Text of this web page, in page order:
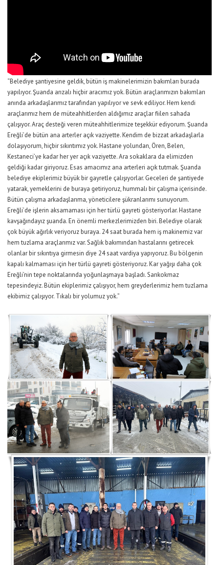
“Belediye şantiyesine geldik, bütün iş makinelerimizin bakımları burada
yapılıyor. Şuanda arızalı hiçbir aracımız yok. Bütün araçlarımızın bakımları
anında arkadaşlarımız tarafından yapılıyor ve sevk ediliyor. Hem kendi
araçlarımız hem de müteahhitlerden aldığımız araçlar fiilen sahada
çalışıyor. Araç desteği veren müteahhitlerimize teşekkür ediyorum. Şuanda
Ereğli’de bütün ana arterler açık vaziyette. Kendim de bizzat arkadaşlarla
dolaşıyorum, hiçbir sıkıntımız yok. Hastane yolundan, Ören, Belen,
Kestaneci’ye kadar her yer açık vaziyette. Ara sokaklara da elimizden
geldiği kadar giriyoruz. Esas amacımız ana arterleri açık tutmak. Şuanda
belediye ekiplerimiz büyük bir gayretle çalışıyorlar. Geceleri de şantiyede
yatarak, yemeklerini de buraya getiriyoruz, hummalı bir çalışma içerisinde.
Bütün çalışma arkadaşlarıma, yöneticilere şükranlarımı sunuyorum.
Ereğli’de işlerin aksamaması için her türlü gayreti gösteriyorlar. Hastane
kavşağındayız şuanda. En önemli merkezlerimizden biri. Belediye olarak
çok büyük ağırlık veriyoruz buraya. 24 saat burada hem iş makinemiz var
hem tuzlama araçlarımız var. Sağlık bakımından hastalarını getirecek
olanlar bir sıkıntıya girmesin diye 24 saat vardiya yapıyoruz. Bu bölgenin
kapalı kalmaması için her türlü gayreti gösteriyoruz. Kar yağışı daha çok
Ereğli’nin tepe noktalarında yoğunlaşmaya başladı. Sarıkokmaz
tepesindeyiz. Bütün ekiplerimiz çalışıyor, hem greyderlerimiz hem tuzlama
ekibimiz çalışıyor. Tıkalı bir yolumuz yok.”